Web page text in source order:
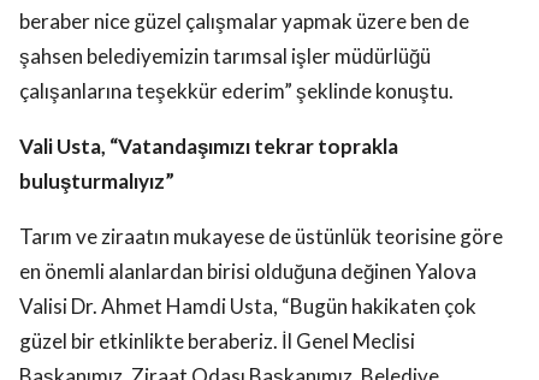
beraber nice güzel çalışmalar yapmak üzere ben de
şahsen belediyemizin tarımsal işler müdürlüğü
çalışanlarına teşekkür ederim” şeklinde konuştu.
Vali Usta, “Vatandaşımızı tekrar toprakla
buluşturmalıyız”
Tarım ve ziraatın mukayese de üstünlük teorisine göre
en önemli alanlardan birisi olduğuna değinen Yalova
Valisi Dr. Ahmet Hamdi Usta, “Bugün hakikaten çok
güzel bir etkinlikte beraberiz. İl Genel Meclisi